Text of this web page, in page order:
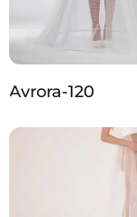
Avrora-120